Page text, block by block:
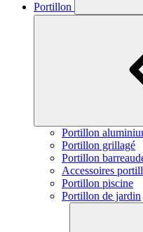
Portillon
Portillon
Portillon grillagé
Portillon
Accessoires
Portillon piscine
Portillon de jardin